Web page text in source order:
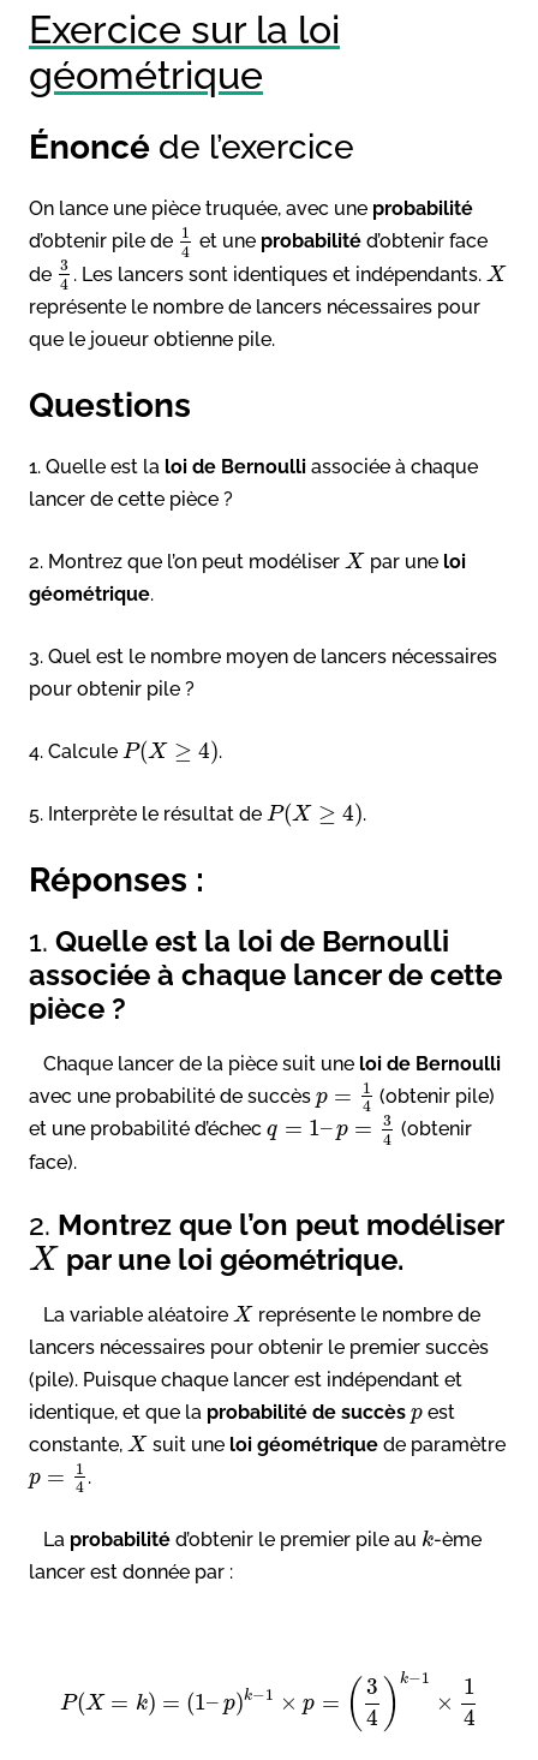
Exercice sur la loi
géométrique
Énoncé de l’exercice
On lance une pièce truquée, avec une probabilité
d’obtenir pile de 1
4 et une probabilité d’obtenir face
de 3
4 . Les lancers sont identiques et indépendants. X
représente le nombre de lancers nécessaires pour
que le joueur obtienne pile.
Questions
1. Quelle est la loi de Bernoulli associée à chaque
lancer de cette pièce ?
2. Montrez que l’on peut modéliser Xpar une loi
géométrique.
3. Quel est le nombre moyen de lancers nécessaires
pour obtenir pile ?
4. Calcule P(X ≥ 4).
5. Interprète le résultat de P(X ≥ 4).
Réponses :
1. Quelle est la loi de Bernoulli
associée à chaque lancer de cette
pièce ?
Chaque lancer de la pièce suit une loi de Bernoulli
avec une probabilité de succès p =
1
4 (obtenir pile)
et une probabilité d’échec q = 1–p =
3
4 (obtenir
face).
2. Montrez que l’on peut modéliser
X par une loi géométrique.
La variable aléatoire Xreprésente le nombre de
lancers nécessaires pour obtenir le premier succès
(pile). Puisque chaque lancer est indépendant et
identique, et que la probabilité de succès p est
constante, Xsuit une loi géométriquede paramètre
p =
1
4 .
La probabilité d’obtenir le premier pile au k-ème
lancer est donnée par :
P(X = k) = (1– p)k−1 × p = ( 3
4 ) k−1
×
1
4